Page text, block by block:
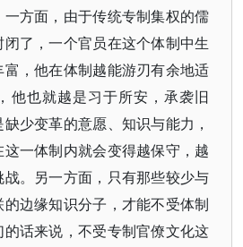
方面，由于传统专制集权的儒
了，一个官员在这个体制中生
，他在体制越能游刃有余地适
他也就越是习于所安，承袭旧
少变革的意愿、知识与能力，
一体制内就会变得越保守，越
。另一方面，只有那些较少与
边缘知识分子，才能不受体制
话来说，不受专制官僚文化这